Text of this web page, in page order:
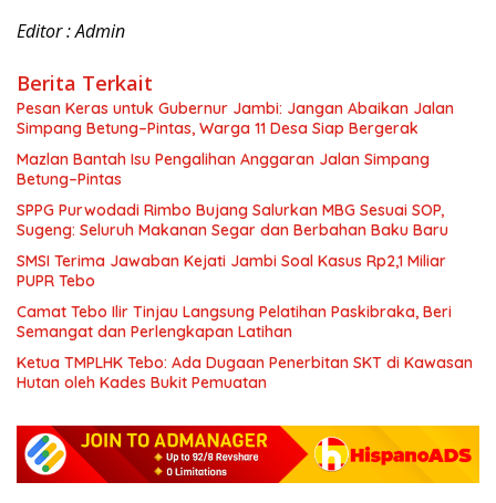
Editor : Admin
Berita Terkait
Pesan Keras untuk Gubernur Jambi: Jangan Abaikan Jalan
Simpang Betung–Pintas, Warga 11 Desa Siap Bergerak
Mazlan Bantah Isu Pengalihan Anggaran Jalan Simpang
Betung–Pintas
SPPG Purwodadi Rimbo Bujang Salurkan MBG Sesuai SOP,
Sugeng: Seluruh Makanan Segar dan Berbahan Baku Baru
SMSI Terima Jawaban Kejati Jambi Soal Kasus Rp2,1 Miliar
PUPR Tebo
Camat Tebo Ilir Tinjau Langsung Pelatihan Paskibraka, Beri
Semangat dan Perlengkapan Latihan
Ketua TMPLHK Tebo: Ada Dugaan Penerbitan SKT di Kawasan
Hutan oleh Kades Bukit Pemuatan